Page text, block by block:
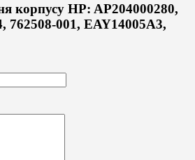
корпусу HP: AP204000280,
762508-001, EAY14005A3,